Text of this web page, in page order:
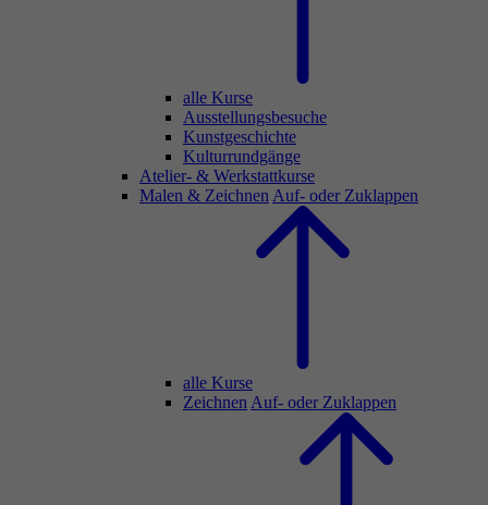
alle Kurse
Ausstellungsbesuche
Kunstgeschichte
Kulturrundgänge
Atelier- & Werkstattkurse
Malen & Zeichnen Auf- oder Zuklappen
alle Kurse
Zeichnen Auf- oder Zuklappen